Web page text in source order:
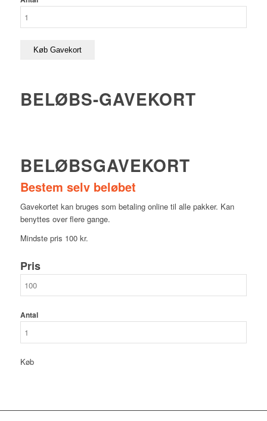
Køb Gavekort
BELØBS-GAVEKORT
BELØBSGAVEKORT
Bestem selv beløbet
Gavekortet kan bruges som betaling online til alle pakker. Kan
benyttes over flere gange.
Mindste pris 100 kr.
Pris
Antal
Køb